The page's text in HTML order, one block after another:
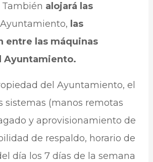
alojará las
las
entre las máquinas
Ayuntamiento.
del Ayuntamiento, el
sistemas (manos remotas
y aprovisionamiento de
de respaldo, horario de
día los 7 días de la semana